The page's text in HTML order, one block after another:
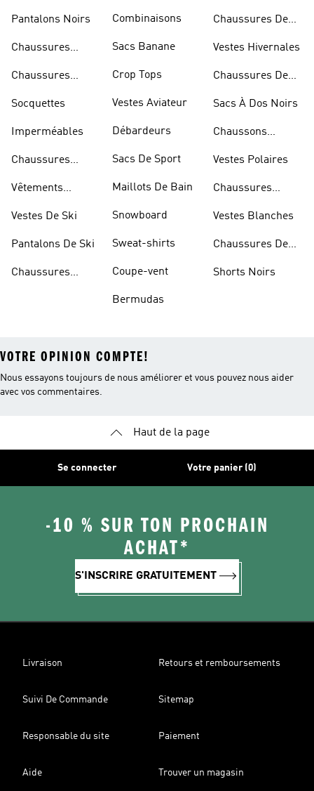
Pantalons Noirs
Chaussures
Chaussures
Socquettes
Imperméables
Chaussures
Vêtements
Vestes De Ski
Pantalons De Ski
Chaussures
Combinaisons
Sacs Banane
Crop Tops
Vestes Aviateur
Débardeurs
Sacs De Sport
Maillots De Bain
Snowboard
Sweat-shirts
Coupe-vent
Bermudas
Chaussures De
Vestes Hivernales
Chaussures De
Sacs À Dos Noirs
Chaussons
Vestes Polaires
Chaussures
Vestes Blanches
Chaussures De
Shorts Noirs
VOTRE OPINION COMPTE!
Nous essayons toujours de nous améliorer et vous pouvez nous aider
avec vos commentaires.
Haut de la page
Se connecter Votre panier (0)
-10 % SUR TON PROCHAIN
ACHAT*
S'INSCRIRE GRATUITEMENT
Livraison Retours et remboursements
Suivi De Commande Sitemap
Responsable du site Paiement
Aide Trouver un magasin